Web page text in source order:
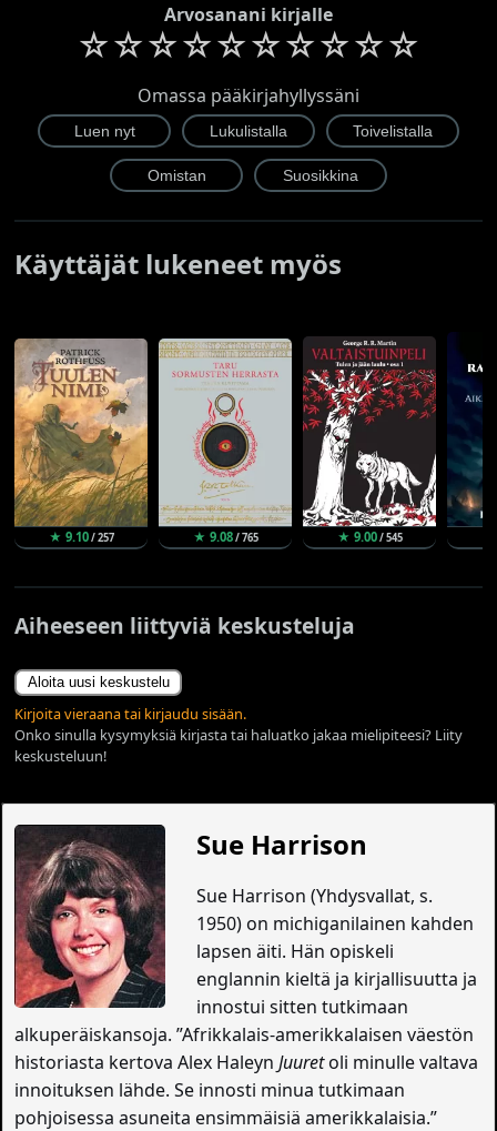
Arvosanani kirjalle
☆☆☆☆☆☆☆☆☆☆
Omassa pääkirjahyllyssäni
Käyttäjät lukeneet myös
★ 9.10/ 257 ★ 9.08/ 765 ★ 9.00/ 545
Aiheeseen liittyviä keskusteluja
Aloita uusi keskustelu
Kirjoita vieraana tai kirjaudu sisään.
Onko sinulla kysymyksiä kirjasta tai haluatko jakaa mielipiteesi? Liity
keskusteluun!
Sue Harrison
Sue Harrison (Yhdysvallat, s.
1950) on michiganilainen kahden
lapsen äiti. Hän opiskeli
englannin kieltä ja kirjallisuutta ja
innostui sitten tutkimaan
alkuperäiskansoja. ”Afrikkalais-amerikkalaisen väestön
historiasta kertova Alex HaleynJuuretoli minulle valtava
innoituksen lähde. Se innosti minua tutkimaan
pohjoisessa asuneita ensimmäisiä amerikkalaisia.”